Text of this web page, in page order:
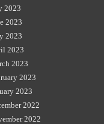
2023
2023
2023
2023
2023
2023
2023
2022
2022